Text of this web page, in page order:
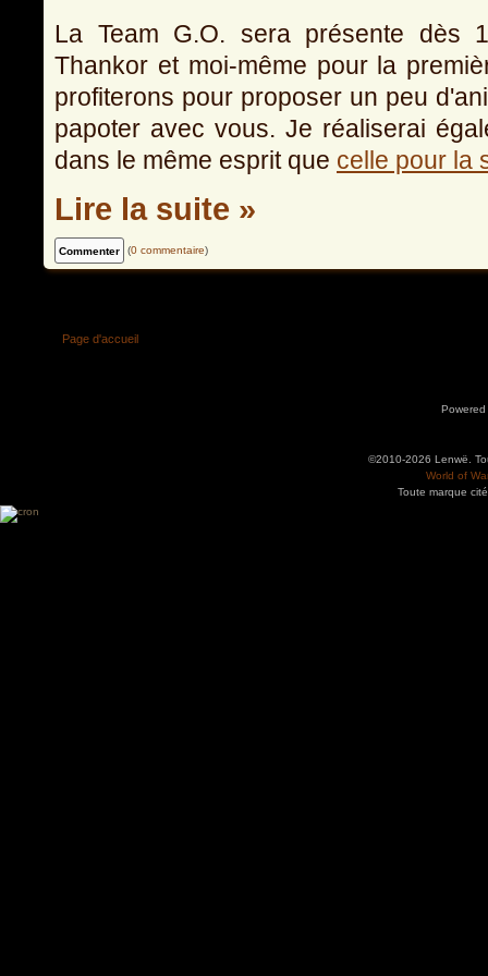
La Team G.O. sera présente dès
Thankor et moi-même pour la
profiterons pour proposer un peu
papoter avec vous. Je réaliserai
dans le même esprit que celle pour la
Lire la suite »
(0 commentaire)
Page d'accueil
©2010-2026 Lenwë.
World of
Toute marque
Utilisez l'adresse suivante pour accéder au calendrier des évènements depuis d'autres